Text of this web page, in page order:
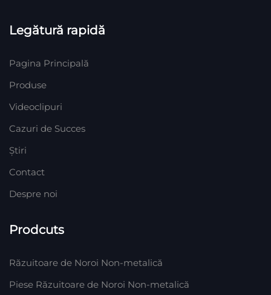
Legătură rapidă
Pagina Principală
Produse
Videoclipuri
Cazuri de Succes
Știri
Contact
Despre noi
Prodcuts
Răzuitoare de Noroi Non-metalică
Piese Răzuitoare de Noroi Non-metalică